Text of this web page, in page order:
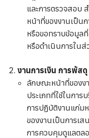
และการตรวจสอบ
หน้าที่ของงานเป็น
หรือขอทราบข้อมูล
หรือดำเนินการใน
งานการเงิน การพัส
ลักษณะหน้าที่ของง
ประเภทที่ใช้ในการ
การปฏิบัติงานแก่ม
ของงานเป็นการเ
การควบคุมดูแลตล